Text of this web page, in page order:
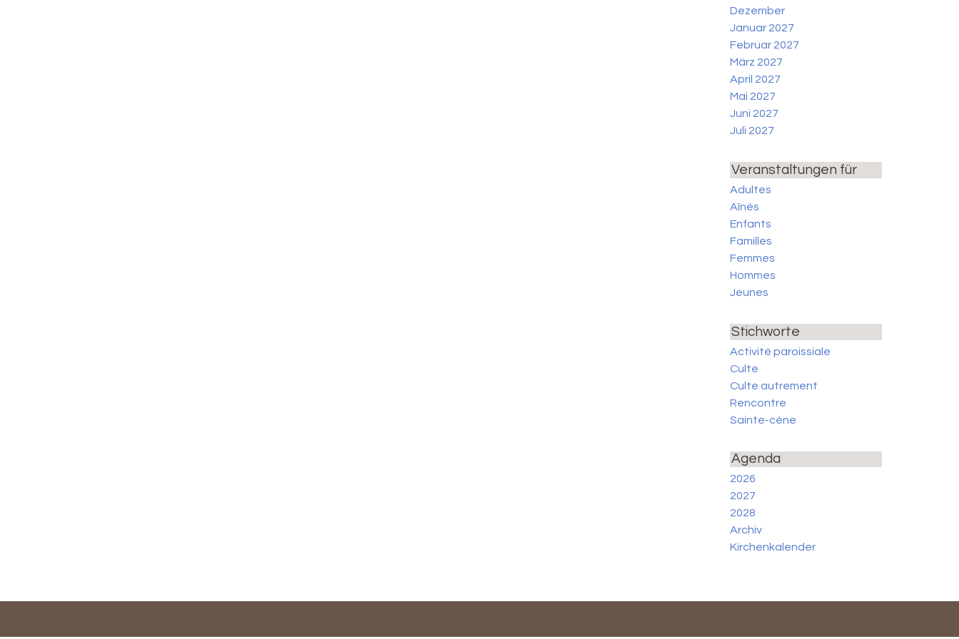
Dezember
Januar 2027
Februar 2027
März 2027
April 2027
Mai 2027
Juni 2027
Juli 2027
Veranstaltungen für
Adultes
Aînés
Enfants
Familles
Femmes
Hommes
Jeunes
Stichworte
Activité paroissiale
Culte
Culte autrement
Rencontre
Sainte-cène
Agenda
2026
2027
2028
Archiv
Kirchenkalender